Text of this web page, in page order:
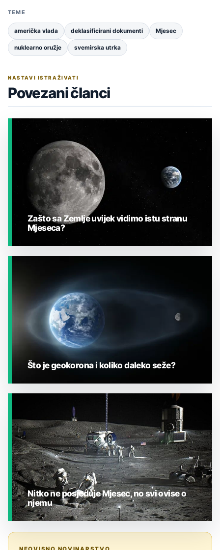
TEME
američka vlada deklasificirani dokumenti Mjesec
nuklearno oružje svemirska utrka
NASTAVI ISTRAŽIVATI
Povezani članci
Zašto sa Zemlje uvijek vidimo istu stranu
Mjeseca?
JESTE LI ZNALI?
Što je geokorona i koliko daleko seže?
Nitko ne posjeduje Mjesec, no svi ovise o
njemu